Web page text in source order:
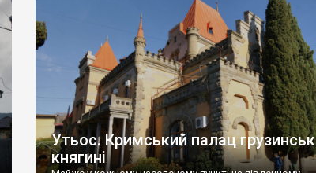
Утьос. Кримський палац
княгині